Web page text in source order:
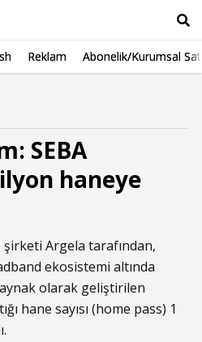
Reklam Abonelik/Kurumsal
SEBA
haneye
Argela tarafından,
ekosistemi altında
olarak geliştirilen
hane sayısı (home pass) 1